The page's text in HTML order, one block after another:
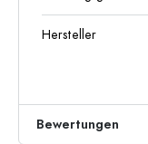
Hersteller
Bewertungen